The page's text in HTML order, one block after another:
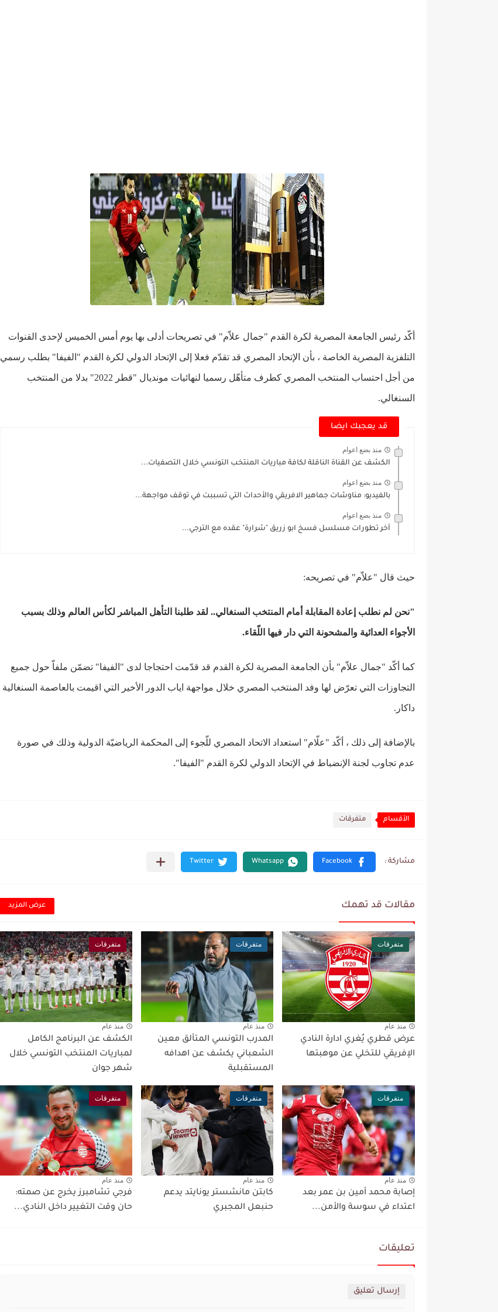
أكّد رئيس الجامعة المصرية لكرة القدم "جمال علاّم" في تصريحات أدلى بها يوم أمس الخميس لإحدى القنوات
التلفزية المصرية الخاصة ، بأن الإتحاد المصري قد تقدّم فعلا إلى الإتحاد الدولي لكرة القدم "الفيفا" بطلب رسمي
من أجل احتساب المنتخب المصري كطرف متأهّل رسميا لنهائيات مونديال "قطر 2022" بدلا من المنتخب
السنغالي.
قد يعجبك ايضا
منذ بضع اعوام
الكشف عن القناة الناقلة لكافة مباريات المنتخب التونسي خلال التصفيات...
منذ بضع اعوام
بالفيديو: مناوشات جماهير الافريقي والأحداث التي تسببت في توقف مواجهة...
منذ بضع اعوام
آخر تطورات مسلسل فسخ ابو زريق "شرارة" عقده مع الترجي...
حيث قال "علاّم" في تصريحه:
"نحن لم نطلب إعادة المقابلة أمام المنتخب السنغالي.. لقد طلبنا التأهل المباشر لكأس العالم وذلك بسبب
الأجواء العدائية والمشحونة التي دار فيها اللّقاء.
كما أكّد "جمال علاّم" بأن الجامعة المصرية لكرة القدم قد قدّمت احتجاجا لدى "الفيفا" تضمّن ملفاّ حول جميع
التجاوزات التي تعرّض لها وفد المنتخب المصري خلال مواجهة اياب الدور الأخير التي اقيمت بالعاصمة السنغالية
داكار.
بالإضافة إلى ذلك ، أكّد "علّام" استعداد الاتحاد المصري للّجوء إلى المحكمة الرياضيّة الدولية وذلك في صورة
عدم تجاوب لجنة الإنضباط في الإتحاد الدولي لكرة القدم "الفيفا".
الأقسام متفرقات
مقالات قد تهمك عرض المزيد
متفرقات
منذ عام
عرض قطري يُغري ادارة النادي
الإفريقي للتخلي عن موهبتها
متفرقات
منذ عام
المدرب التونسي المتألق معين
الشعباني يكشف عن اهدافه
المستقبلية
متفرقات
منذ عام
الكشف عن البرنامج الكامل
لمباريات المنتخب التونسي خلال
شهر جوان
متفرقات
منذ عام
إصابة محمد أمين بن عمر بعد
اعتداء في سوسة والأمن...
متفرقات
منذ عام
كابتن مانشستر يونايتد يدعم
حنبعل المجبري
متفرقات
منذ عام
فرجي تشامبرز يخرج عن صمته:
حان وقت التغيير داخل النادي...
تعليقات
إرسال تعليق